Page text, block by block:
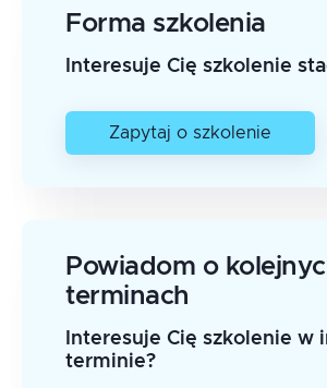
Forma szkolenia
Interesuje Cię szkolenie
Zapytaj o szkolenie
Powiadom o
terminach
Interesuje Cię szkolenie w
terminie?